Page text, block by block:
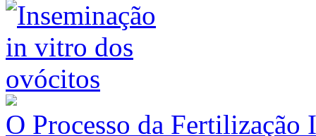
O Processo da Fertilização